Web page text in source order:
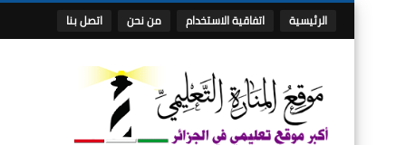
الرئيسية اتفاقية الاستخدام من نحن اتصل بنا